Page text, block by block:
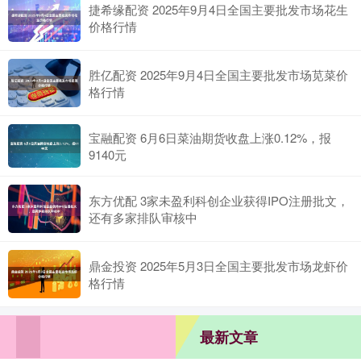
捷希缘配资 2025年9月4日全国主要批发市场花生
价格行情
胜亿配资 2025年9月4日全国主要批发市场苋菜价
格行情
宝融配资 6月6日菜油期货收盘上涨0.12%，报
9140元
东方优配 3家未盈利科创企业获得IPO注册批文，
还有多家排队审核中
鼎金投资 2025年5月3日全国主要批发市场龙虾价
格行情
最新文章